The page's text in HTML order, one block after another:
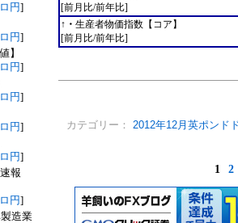
円]
円]
】
円]
円]
円]
円]
報
円]
造業
[前月比/前年比]
↑・ 生産者物価指数【コア】
[前月比/前年比]
カテゴリー： 2012年12月英ポンド
1 2